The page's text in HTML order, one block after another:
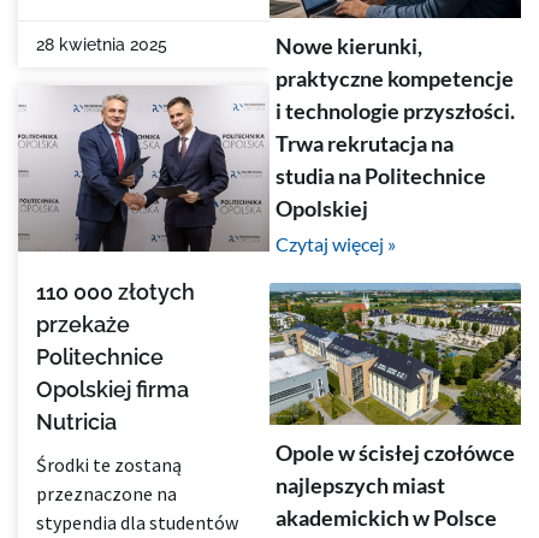
28 kwietnia 2025
110 000 złotych
przekaże
Politechnice
Opolskiej firma
Nutricia
Środki te zostaną
przeznaczone na
stypendia dla studentów
Nowe kierunki,
praktyczne kompetencje
i technologie przyszłości.
Trwa rekrutacja na
studia na Politechnice
Opolskiej
Czytaj więcej »
Opole w ścisłej czołówce
najlepszych miast
akademickich w Polsce